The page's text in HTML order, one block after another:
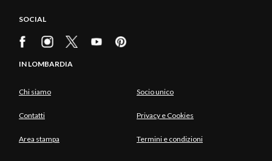
SOCIAL
IN LOMBARDIA
Chi siamo Socio unico
Contatti Privacy e Cookies
Area stampa Termini e condizioni